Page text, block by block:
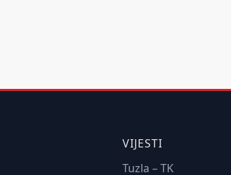
VIJESTI
Tuzla – TK